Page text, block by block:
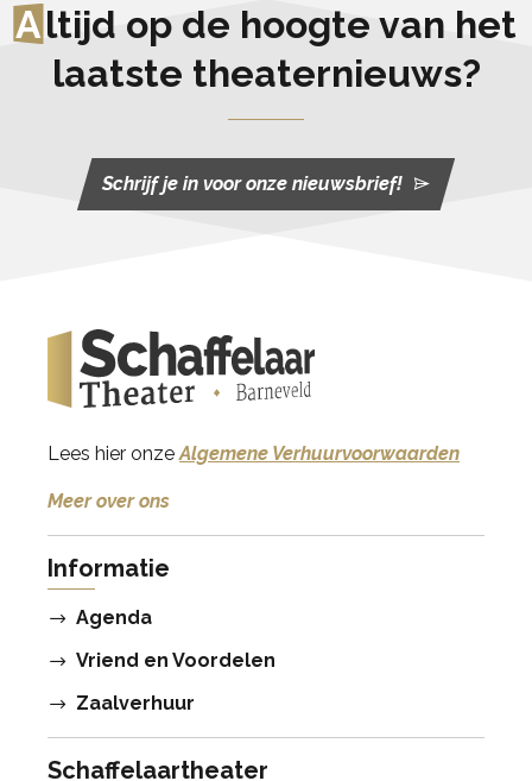
Altijd op de hoogte van het
laatste theaternieuws?
Schrijf je in voor onze nieuwsbrief!
Lees hier onze Algemene Verhuurvoorwaarden
Meer over ons
Informatie
Agenda
Vriend en Voordelen
Zaalverhuur
Schaffelaartheater